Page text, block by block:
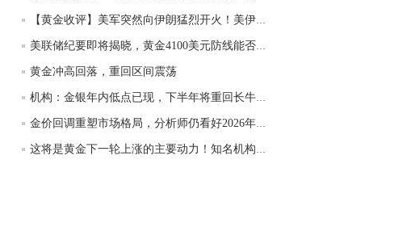
【黄金收评】美军突然向伊朗猛烈开火！美伊局势...
美联储纪要即将揭晓，黄金4100美元防线能否扛住...
黄金冲高回落，重回区间震荡
机构：金银年内低点已现，下半年将重回长牛逻辑
金价回调重塑市场格局，分析师仍看好2026年均价...
这将是黄金下一轮上涨的主要动力！知名机构料金...